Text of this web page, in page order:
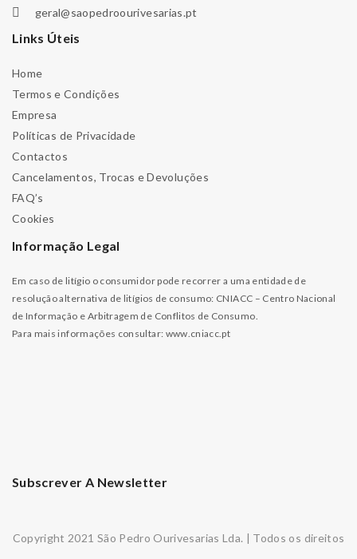
geral@saopedroourivesarias.pt
Links Úteis
Home
Termos e Condições
Empresa
Políticas de Privacidade
Contactos
Cancelamentos, Trocas e Devoluções
FAQ’s
Cookies
Informação Legal
Em caso de litígio o consumidor pode recorrer a uma entidade de
resolução alternativa de litígios de consumo: CNIACC – Centro Nacional
de Informação e Arbitragem de Conflitos de Consumo.
Para mais informações consultar: www.cniacc.pt
Subscrever A Newsletter
Copyright 2021 São Pedro Ourivesarias Lda. | Todos os direitos